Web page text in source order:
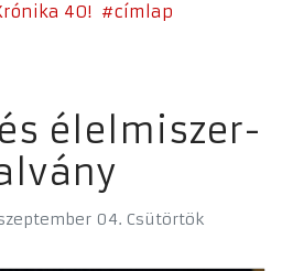
40!
címlap
élelmiszer-
04. Csütörtök